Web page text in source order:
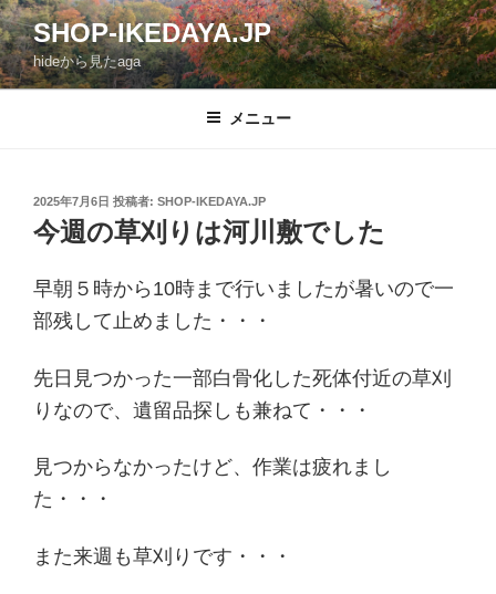
コ
ン
テ
ン
SHOP-IKEDAYA.JP
hideから見たaga
メニュー
投
稿
日:
2025年7月6日 投稿者: SHOP-IKEDAYA.JP
今週の草刈りは河川敷でした
早朝５時から10時まで行いましたが暑いので一
部残して止めました・・・
先日見つかった一部白骨化した死体付近の草刈
りなので、遺留品探しも兼ねて・・・
見つからなかったけど、作業は疲れまし
た・・・
また来週も草刈りです・・・